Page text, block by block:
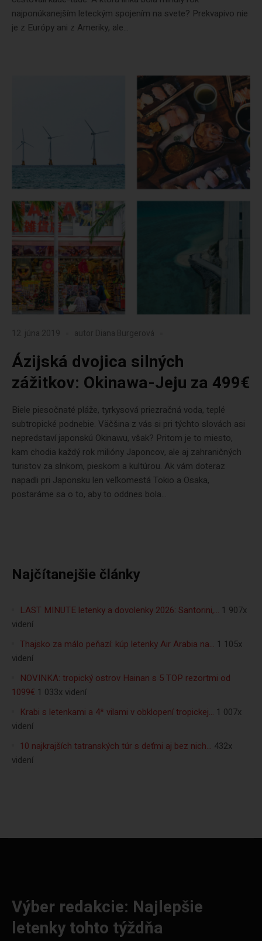
najponúkanejším leteckým spojením na svete? Prekvapivo nie
je z Európy ani z Ameriky, ale...
12. júna 2019 autor Diana Burgerová
Ázijská dvojica silných
zážitkov: Okinawa-Jeju za 499€
Biele piesočnaté pláže, tyrkysová priezračná voda, teplé
subtropické podnebie. Väčšina z vás si pri týchto slovách asi
nepredstaví japonskú Okinawu, však? Pritom je to miesto,
kam chodia každý rok milióny Japoncov, ale aj zahraničných
turistov za slnkom, pieskom a kultúrou. Ak vám doteraz
napadli pri Japonsku len veľkomestá Tokio a Osaka,
postaráme sa o to, aby to oddnes bola...
Najčítanejšie články
LAST MINUTE letenky a dovolenky 2026: Santorini,… 1 907x
videní
Thajsko za málo peňazí: kúp letenky Air Arabia na… 1 105x
videní
NOVINKA: tropický ostrov Hainan s 5 TOP rezortmi od
1099€ 1 033x videní
Krabi s letenkami a 4* vilami v obklopení tropickej… 1 007x
videní
10 najkrajších tatranských túr s deťmi aj bez nich… 432x
videní
Výber redakcie: Najlepšie
letenky tohto týždňa